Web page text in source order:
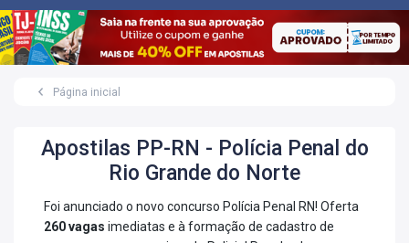
Página inicial
Apostilas PP-RN - Polícia Penal do
Rio Grande do Norte
Foi anunciado o novo concurso Polícia Penal RN! Oferta
260 vagas imediatas e à formação de cadastro de